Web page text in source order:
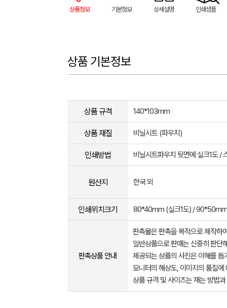
상품정보 기본정보 상세설명 인쇄샘플
상품 기본정보
상품 규격 140*103mm
상품 재질 비닐시트 (파우치)
인쇄방법 비닐시트파우치 뒷면에 실크1도 /
원산지 한국 외
인쇄위치크기 80*40mm (실크1도) /
판촉상품 안내
판촉물은 판촉을 목적으로 제작하
일반상품으로 판매는 신중히 판단
제공되는 상품의 사진은 이해를
모니터의 해상도, 이미지의 품질
상품 규격 및 사이즈는 재는 방법